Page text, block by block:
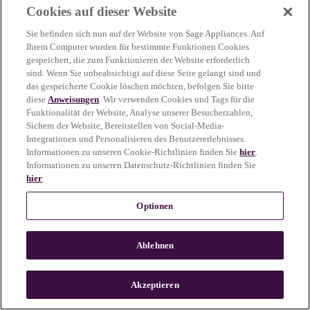
more information)
n
Cookies auf dieser Website
Sie befinden sich nun auf der Website von Sage Appliances. Auf
Ihrem Computer wurden für bestimmte Funktionen Cookies
gespeichert, die zum Funktionieren der Website erforderlich
sind. Wenn Sie unbeabsichtigt auf diese Seite gelangt sind und
das gespeicherte Cookie löschen möchten, befolgen Sie bitte
dieseAnweisungen. Wir verwenden Cookies und Tags für die
Funktionalität der Website, Analyse unserer Besucherzahlen,
Sichern der Website, Bereitstellen von Social-Media-
Integrationen und Personalisieren des Benutzererlebnisses.
Informationen zu unseren Cookie-Richtlinien finden Siehier.
Informationen zu unseren Datenschutz-Richtlinien finden Sie
hier.
Optionen
Ablehnen
Akzeptieren